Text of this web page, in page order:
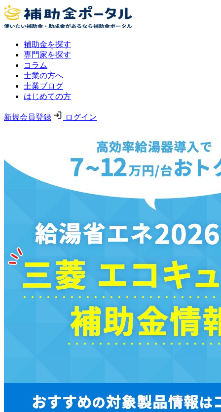
補助金を探す
専門家を探す
コラム
士業の方へ
士業ブログ
はじめての方
新規会員登録 ログイン